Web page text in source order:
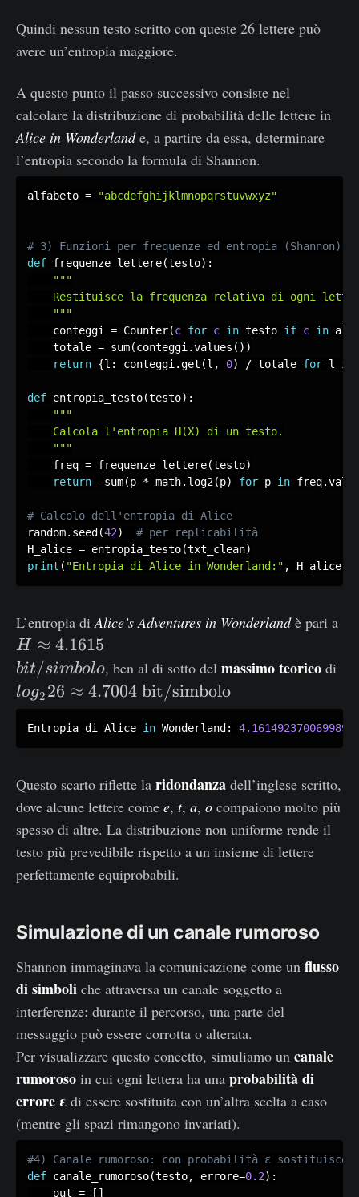
Quindi nessun testo scritto con queste 26 lettere può
avere un’entropia maggiore.
A questo punto il passo successivo consiste nel
calcolare la distribuzione di probabilità delle lettere in
Alice in Wonderlande, a partire da essa, determinare
l’entropia secondo la formula di Shannon.
alfabeto = "abcdefghijklmnopqrstuvwxyz"
def frequenze_lettere(testo) :
"""
Restituisce la frequenza relativa di ogni
    """
    conteggi
= Counter(c for c in testo if c in
    totale
= sum(conteggi.values ( ) )
return {l : conteggi.get (l , 0) / totale for l in
def entropia_testo(testo) :
"""
    Calcola l'entropia H(X) di un testo.
    """
    freq
= frequenze_lettere(testo)
return
-sum(p * math. log2(p) for p in freq.
random. seed (42)
H_alice = entropia_testo(txt_clean)
print ( "Entropia di Alice in Wonderland:" , H_alice
L’entropia diAlice’s Adventures in Wonderlandè pari a
r
4.
1
t
H ≈ 4.1615
bit/simbolo, ben al di sotto delmassimo teorico di
{
2
6
x
x
log2 26 ≈ 4.7004 bit/simbolo
Entropia di Alice in Wonderland : 4.161492370069989
Questo scarto riflette la ridondanza dell’inglese scritto,
dove alcune lettere come e, t, a, o compaiono molto più
spesso di altre. La distribuzione non uniforme rende il
testo più prevedibile rispetto a un insieme di lettere
perfettamente equiprobabili.
Simulazione di un canale rumoroso
Shannon immaginava la comunicazione come un flusso
di simboli che attraversa un canale soggetto a
interferenze: durante il percorso, una parte del
messaggio può essere corrotta o alterata.
Per visualizzare questo concetto, simuliamo un canale
rumoroso in cui ogni lettera ha una probabilità di
errore ε di essere sostituita con un’altra scelta a caso
(mentre gli spazi rimangono invariati).
def canale_rumoroso(testo, errore=0.2) :
    out
= [ ]